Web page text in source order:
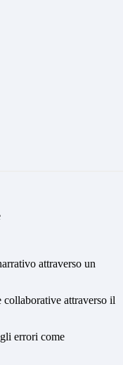
attraverso un
collaborative attraverso il
errori come